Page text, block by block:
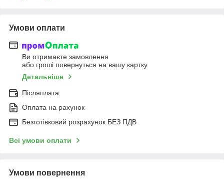
Умови оплати
Ви отримаєте замовлення
або гроші повернуться на вашу картку
Детальніше
Післяплата
Оплата на рахунок
Безготівковий розрахунок БЕЗ ПДВ
Всі умови оплати
Умови повернення